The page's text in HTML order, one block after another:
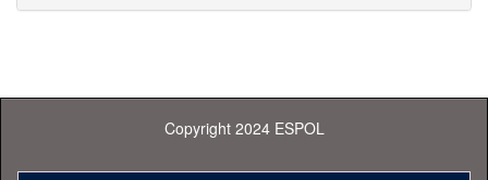
Copyright 2024 ESPOL